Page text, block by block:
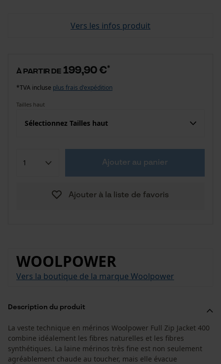
Vers les infos produit
à partir de 199,90 €*
*TVA incluse plus frais d'expédition
Tailles haut
Sélectionnez Tailles haut
Ajouter au panier
Ajouter à la liste de favoris
WOOLPOWER
Vers la boutique de la marque Woolpower
Description du produit
La veste technique en mérinos Woolpower Full Zip Jacket 400
combine idéalement les fibres naturelles et les fibres
synthétiques. La laine mérinos très fine est non seulement
agréablement chaude au toucher, mais elle évacue